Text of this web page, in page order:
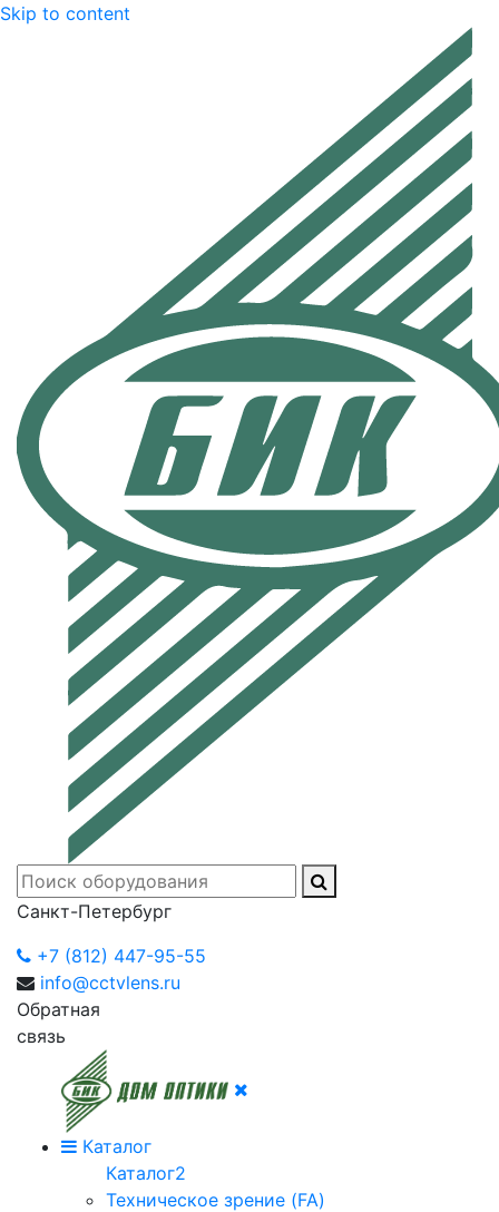
Skip to content
Санкт-Петербург
+7 (812) 447-95-55
info@cctvlens.ru
Обратная
связь
Каталог
Каталог2
Техническое зрение (FA)